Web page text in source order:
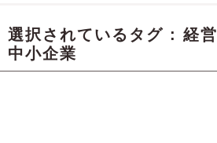
選択されているタグ : 経営
中小企業